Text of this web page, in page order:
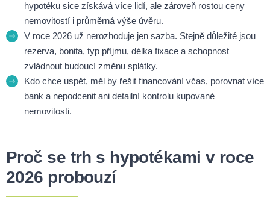
hypotéku sice získává více lidí, ale zároveň rostou ceny
nemovitostí i průměrná výše úvěru.
V roce 2026 už nerozhoduje jen sazba. Stejně důležité jsou
rezerva, bonita, typ příjmu, délka fixace a schopnost
zvládnout budoucí změnu splátky.
Kdo chce uspět, měl by řešit financování včas, porovnat více
bank a nepodcenit ani detailní kontrolu kupované
nemovitosti.
Proč se trh s hypotékami v roce
2026 probouzí